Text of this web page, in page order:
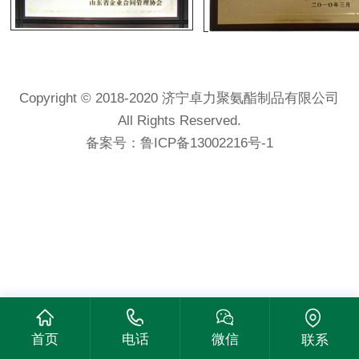
Copyright © 2018-2020 济宁卓力聚氨酯制品有限公司
All Rights Reserved.
备案号： 鲁ICP备13002216号-1
首页 电话 微信 联系